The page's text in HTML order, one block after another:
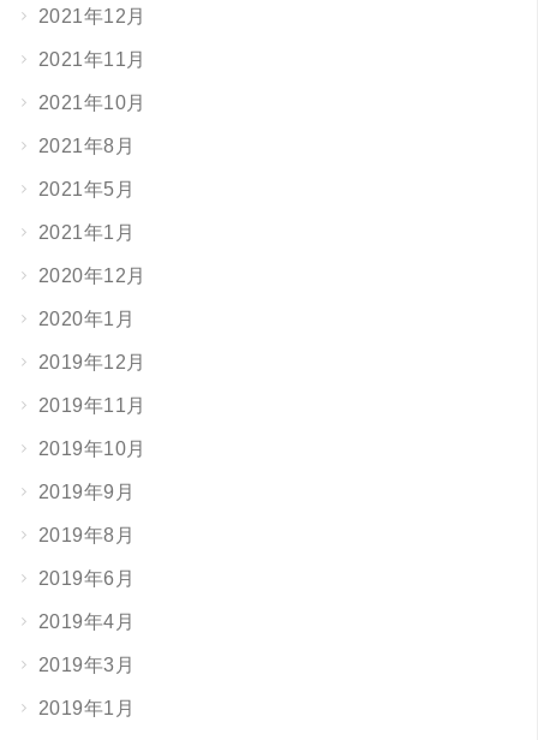
2021年12月
2021年11月
2021年10月
2021年8月
2021年5月
2021年1月
2020年12月
2020年1月
2019年12月
2019年11月
2019年10月
2019年9月
2019年8月
2019年6月
2019年4月
2019年3月
2019年1月